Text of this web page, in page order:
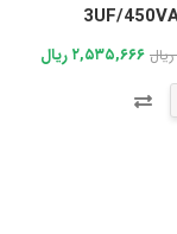
۲,۵۳۵,۶۶۶ ریال